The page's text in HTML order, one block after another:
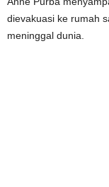
dievakuasi ke rumah
meninggal dunia.